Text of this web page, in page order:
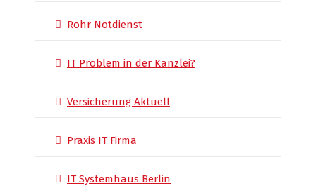
Rohr Notdienst
IT Problem in der Kanzlei?
Versicherung Aktuell
Praxis IT Firma
IT Systemhaus Berlin